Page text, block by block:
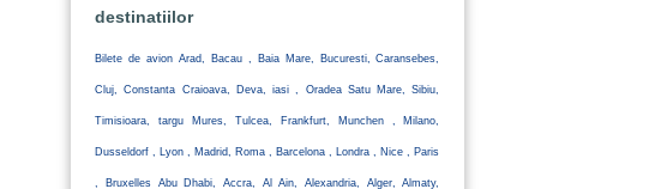
destinatiilor
Bilete de avion Arad, Bacau , Baia Mare, Bucuresti, Caransebes,
Cluj, Constanta Craioava, Deva, iasi , Oradea Satu Mare, Sibiu,
Timisioara, targu Mures, Tulcea, Frankfurt, Munchen , Milano,
Dusseldorf , Lyon , Madrid, Roma , Barcelona , Londra , Nice , Paris
, Bruxelles Abu Dhabi, Accra, Al Ain, Alexandria, Alger, Almaty,